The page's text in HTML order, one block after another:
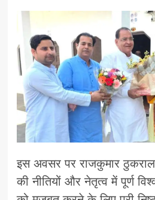
इस अवसर पर राजकुमार
की नीतियों और नेतृत्व में पूर्ण